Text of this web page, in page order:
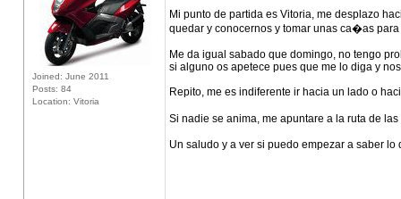
Joined: June 2011
Posts: 84
Location: Vitoria
Mi punto de partida es Vitoria, me desplazo
quedar y conocernos y tomar unas ca�as
Me da igual sabado que domingo, no tengo
si alguno os apetece pues que me lo diga y
Repito, me es indiferente ir hacia un lado o
Si nadie se anima, me apuntare a la ruta de
Un saludo y a ver si puedo empezar a saber